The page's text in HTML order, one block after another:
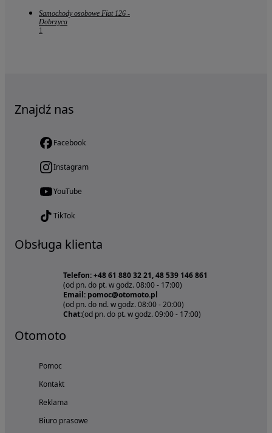
Samochody osobowe Fiat 126 -
Dobrzyca
1
Znajdź nas
Facebook
Instagram
YouTube
TikTok
Obsługa klienta
Telefon: +48 61 880 32 21, 48 539 146 861
(od pn. do pt. w godz. 08:00 - 17:00)
Email: pomoc@otomoto.pl
(od pn. do nd. w godz. 08:00 - 20:00)
Chat:(od pn. do pt. w godz. 09:00 - 17:00)
Otomoto
Pomoc
Kontakt
Reklama
Biuro prasowe